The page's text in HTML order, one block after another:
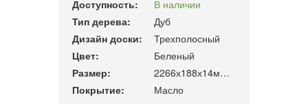
Доступность:
В наличии
Тип дерева:
Дуб
Дизайн доски:
Трехполосный
Цвет:
Беленый
Размер:
2266х188х14мм. 3.41м2/уп
Покрытие:
Масло